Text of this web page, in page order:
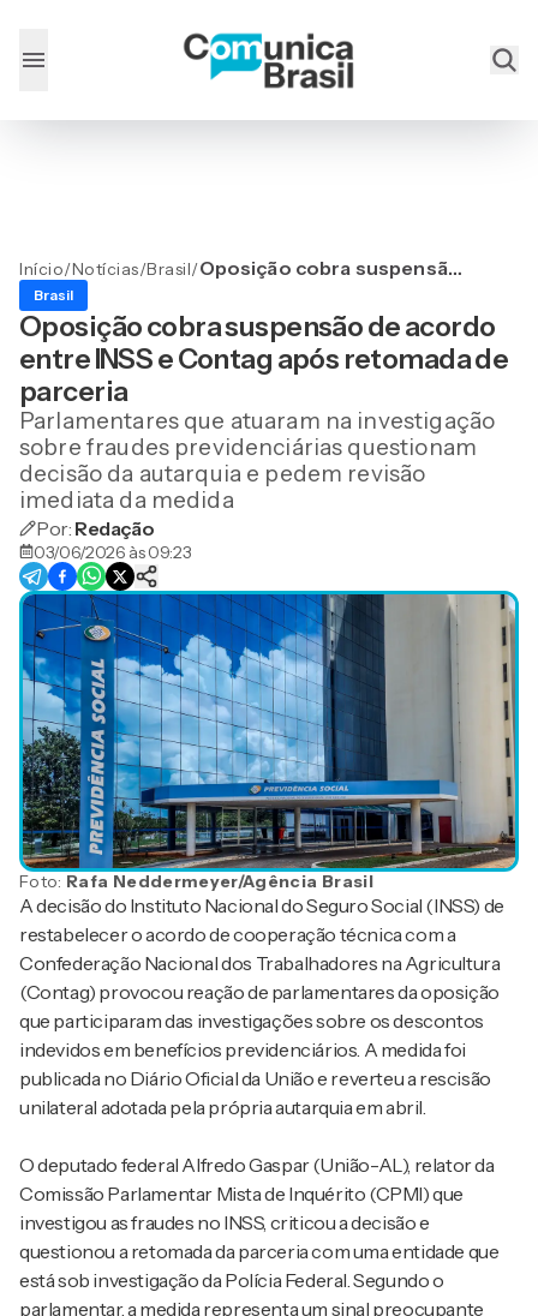
Início/Notícias/Brasil/Oposição cobra suspensão
Contag após retomada de
parceria
Brasil
Oposição cobra suspensão de acordo
entre INSS e Contag após retomada de
parceria
Parlamentares que atuaram na investigação
sobre fraudes previdenciárias questionam
decisão da autarquia e pedem revisão
imediata da medida
Por: Redação
03/06/2026 às 09:23
Foto: Rafa Neddermeyer/Agência Brasil
A decisão do Instituto Nacional do Seguro Social (INSS) de
restabelecer o acordo de cooperação técnica com a
Confederação Nacional dos Trabalhadores na Agricultura
(Contag) provocou reação de parlamentares da oposição
que participaram das investigações sobre os descontos
indevidos em benefícios previdenciários. A medida foi
publicada no Diário Oficial da União e reverteu a rescisão
unilateral adotada pela própria autarquia em abril.
O deputado federal Alfredo Gaspar (União-AL), relator da
Comissão Parlamentar Mista de Inquérito (CPMI) que
investigou as fraudes no INSS, criticou a decisão e
questionou a retomada da parceria com uma entidade que
está sob investigação da Polícia Federal. Segundo o
parlamentar, a medida representa um sinal preocupante